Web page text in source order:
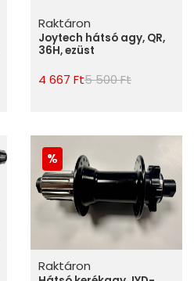
Raktáron
Joytech hátsó agy, QR,
36H, ezüst
4 667 Ft5 500 Ft
Raktáron